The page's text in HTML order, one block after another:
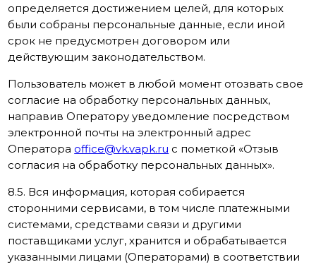
определяется достижением целей, для которых
были собраны персональные данные, если иной
срок не предусмотрен договором или
действующим законодательством.
Пользователь может в любой момент отозвать свое
согласие на обработку персональных данных,
направив Оператору уведомление посредством
электронной почты на электронный адрес
Оператора office@vk.vapk.ru с пометкой «Отзыв
согласия на обработку персональных данных».
8.5. Вся информация, которая собирается
сторонними сервисами, в том числе платежными
системами, средствами связи и другими
поставщиками услуг, хранится и обрабатывается
указанными лицами (Операторами) в соответствии